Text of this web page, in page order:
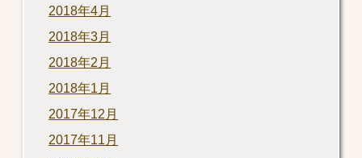
2018年4月
2018年3月
2018年2月
2018年1月
2017年12月
2017年11月